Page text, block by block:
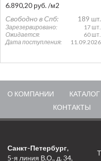
6.890,20 руб./м2
Свободно в Спб:
189 шт.
Зарезервировано:
17 шт.
Ожидается:
60 шт.
Дата поступления:
11.09.2026
О КОМПАНИИ КАТАЛОГ
КОНТАКТЫ
Санкт-Петербург,
5-я линия В.О., д. 34,